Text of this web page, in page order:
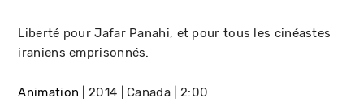
Liberté pour Jafar Panahi, et pour tous les cinéastes
iraniens emprisonnés.
Animation 2014 Canada 2:00